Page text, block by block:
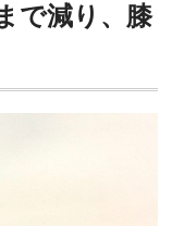
で減り、膝